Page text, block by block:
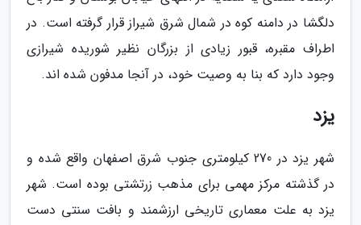
دلگشا در دامنه کوه در شمال شرق شیراز قرار گرفته است. در
اطراف مقبره، قبور زیادی از بزرگان نظیر شوریده شیرازی
وجود دارد که بنا به وصیت خود، در آنجا مدفون شده اند.
یزد
شهر یزد در 270 کیلومتری جنوب شرق اصفهان واقع شده و
در گذشته مرکز مهمی برای مذهب زرتشتی بوده است. شهر
یزد به علت معماری تاریخی ارزشمند و بافت سنتی دست